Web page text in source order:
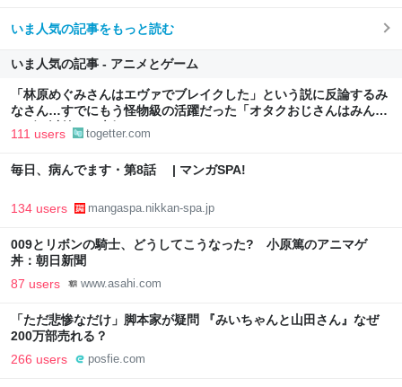
いま人気の記事をもっと読む
いま人気の記事 - アニメとゲーム
「林原めぐみさんはエヴァでブレイクした」という説に反論するみ
なさん…すでにもう怪物級の活躍だった「オタクおじさんはみんな
エヴァ以前から大好き」
111 users togetter.com
毎日、病んでます・第8話 | マンガSPA!
134 users mangaspa.nikkan-spa.jp
009とリボンの騎士、どうしてこうなった? 小原篤のアニマゲ
丼：朝日新聞
87 users www.asahi.com
「ただ悲惨なだけ」脚本家が疑問 『みいちゃんと山田さん』なぜ
200万部売れる？
266 users posfie.com